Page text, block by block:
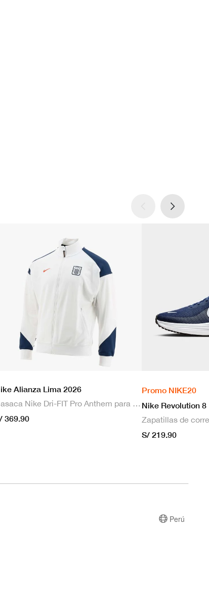
Alianza Lima 2026
Casaca Nike Dri-FIT Pro Anthem para hombre
369.90
Promo NIKE20
Nike Revolution 8
S/ 219.90
Perú